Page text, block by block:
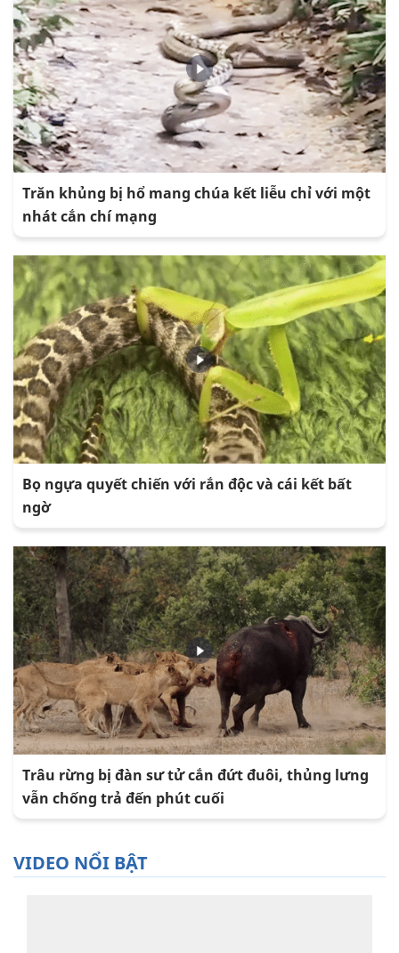
Trăn khủng bị hổ mang chúa kết liễu chỉ với một
nhát cắn chí mạng
Bọ ngựa quyết chiến với rắn độc và cái kết bất
ngờ
Trâu rừng bị đàn sư tử cắn đứt đuôi, thủng lưng
vẫn chống trả đến phút cuối
VIDEO NỔI BẬT